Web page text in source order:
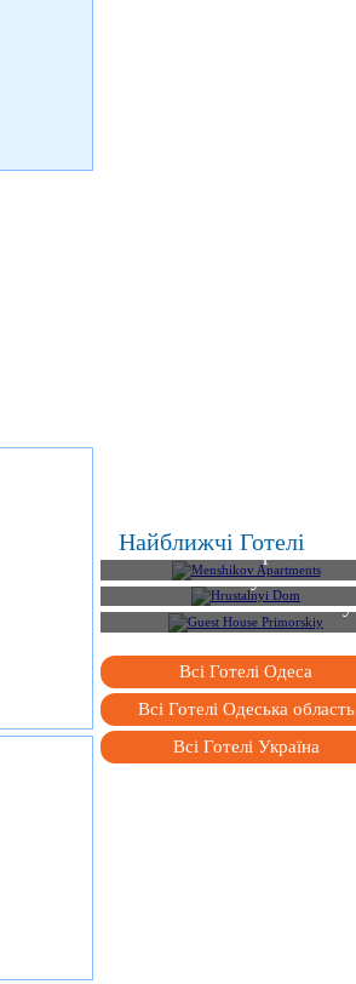
Найближчі Готелі
Menshikov Apartments
Hrustalnyi Dom
Guest House Primorskiy
Всі Готелі Одеса
Всі Готелі Одеська область
Всі Готелі Україна